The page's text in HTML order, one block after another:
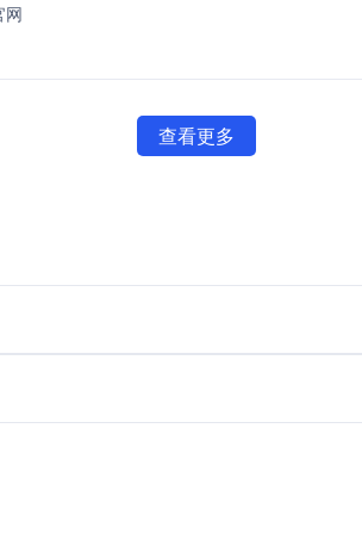
网
查看更多